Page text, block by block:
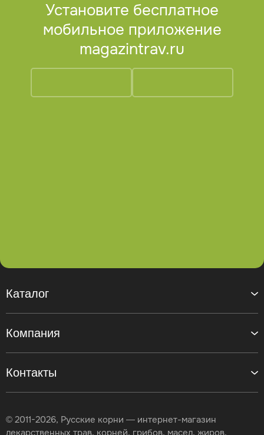
Установите бесплатное
мобильное приложение
magazintrav.ru
Контакты
Каталог
Компания
© 2011-2026, Русские корни — интернет-магазин
лекарственных трав, корней, грибов, масел, жиров,